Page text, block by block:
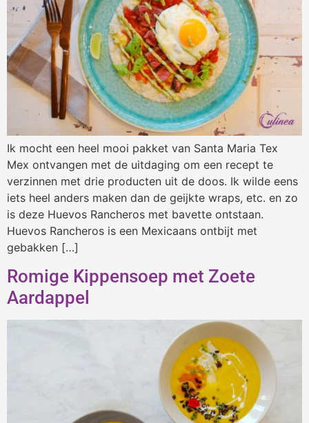
Ik mocht een heel mooi pakket van Santa Maria Tex
Mex ontvangen met de uitdaging om een recept te
verzinnen met drie producten uit de doos. Ik wilde eens
iets heel anders maken dan de geijkte wraps, etc. en zo
is deze Huevos Rancheros met bavette ontstaan.
Huevos Rancheros is een Mexicaans ontbijt met
gebakken […]
Romige Kippensoep met Zoete
Aardappel